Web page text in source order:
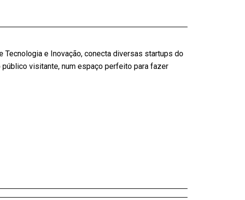
Tecnologia e Inovação, conecta diversas startups do
visitante, num espaço perfeito para fazer